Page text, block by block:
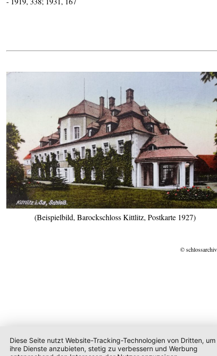
(Beispielbild, Barockschloss Kittlitz, Postkarte 1927)
©
Diese Seite nutzt Website-Tracking-Technologien von Dritten, um
ihre Dienste anzubieten, stetig zu verbessern und Werbung